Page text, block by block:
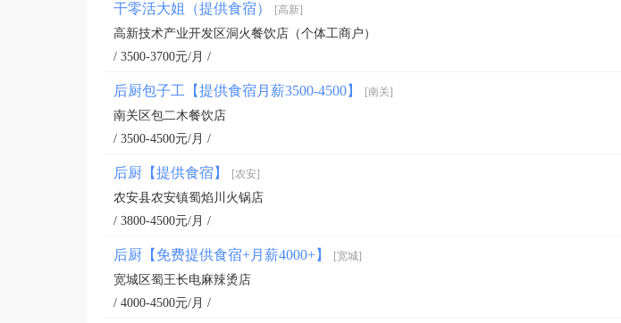
干零活大姐（提供食宿） [高新]
高新技术产业开发区洞火餐饮店（个体工商户）
/ 3500-3700元/月 /
后厨包子工【提供食宿月薪3500-4500】 [南关]
南关区包二木餐饮店
/ 3500-4500元/月 /
后厨【提供食宿】 [农安]
农安县农安镇蜀焰川火锅店
/ 3800-4500元/月 /
后厨【免费提供食宿+月薪4000+】 [宽城]
宽城区蜀王长电麻辣烫店
/ 4000-4500元/月 /